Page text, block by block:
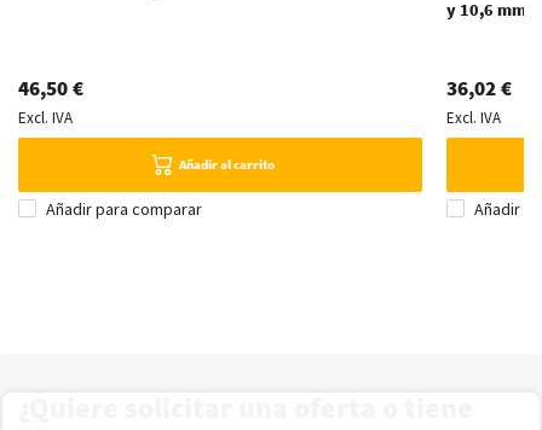
46,50 €
Excl. IVA
Añadir al carrito
Añadir para comparar
y 10,6 mm
36,02 €
Excl. IVA
Añadir